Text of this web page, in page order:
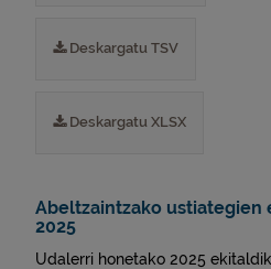
Deskargatu TSV
Deskargatu XLSX
Abeltzaintzako ustiategien
2025
Udalerri honetako 2025